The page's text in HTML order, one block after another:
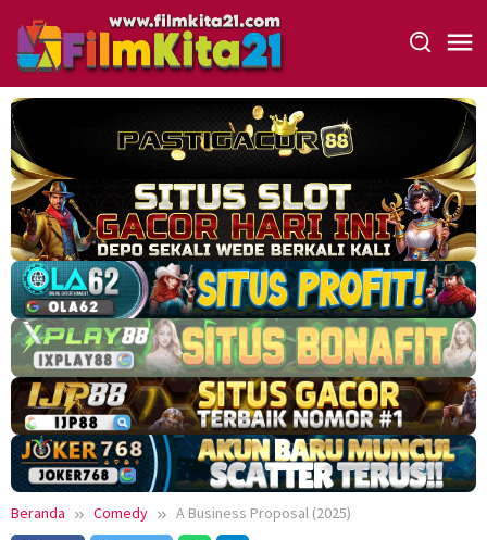
konten
Beranda Comedy
A Business Proposal (2025)